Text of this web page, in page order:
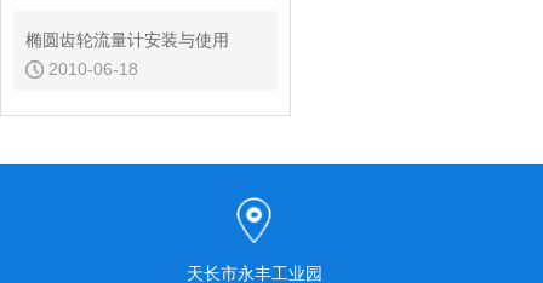
椭圆齿轮流量计安装与使用
2010-06-18
天长市永丰工业园